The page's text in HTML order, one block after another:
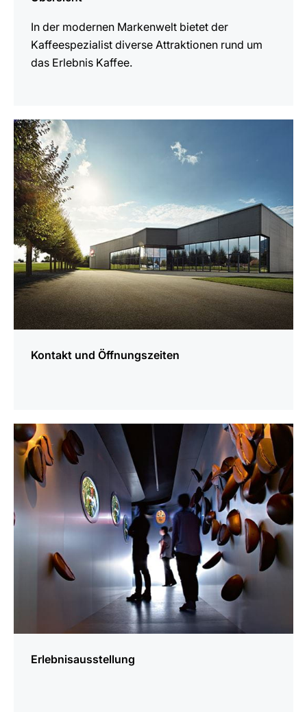
In der modernen Markenwelt bietet der
Kaffeespezialist diverse Attraktionen rund um
das Erlebnis Kaffee.
Kontakt und Öffnungszeiten
mehr
erfahren
Erlebnisausstellung
mehr
erfahren